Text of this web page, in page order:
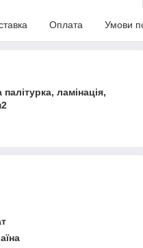
Оплата Умови
ламінація,